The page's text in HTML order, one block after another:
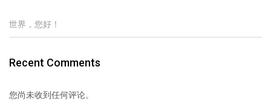
世界，您好！
Recent Comments
您尚未收到任何评论。